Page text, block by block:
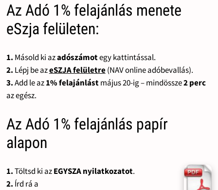
Az Adó 1% felajánlás menete
eSzja felületen:
1. Másold ki azadószámotegy kattintással.
2. Lépj be azeSZJA felületre(NAV online adóbevallás).
3.Add le az1% felajánlástmájus 20-ig – mindössze2 perc
az egész.
Az Adó 1% felajánlás papír
alapon
1.Töltsd ki azEGYSZA nyilatkozatot.
2. Írd rá a